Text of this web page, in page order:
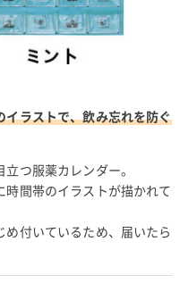
ラストで、飲み忘れを防ぐ
つ服薬カレンダー。
間帯のイラストが描かれて
付いているため、届いたら